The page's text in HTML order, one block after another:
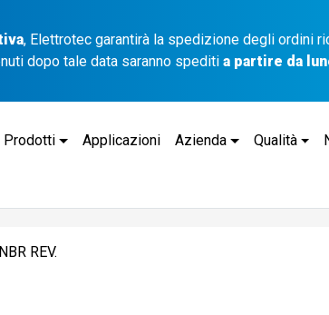
, Elettrotec garantirà la spedizione degli ordini
dopo tale data saranno spediti a partire da
Prodotti Applicazioni Azienda Qualità
REV.